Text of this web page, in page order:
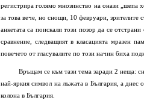
регистрира голямо мнозинство на онази
за това вече, но снощи, 10 февруари, зрителите
анкетата са поискали този позор да се
сравнение, следващият в класацията мразен
повечето от гласувалите по този начин биха
Връщам се към тази тема заради 2 неща:
най-яркия символ на лъжата в България, а
колона в България.